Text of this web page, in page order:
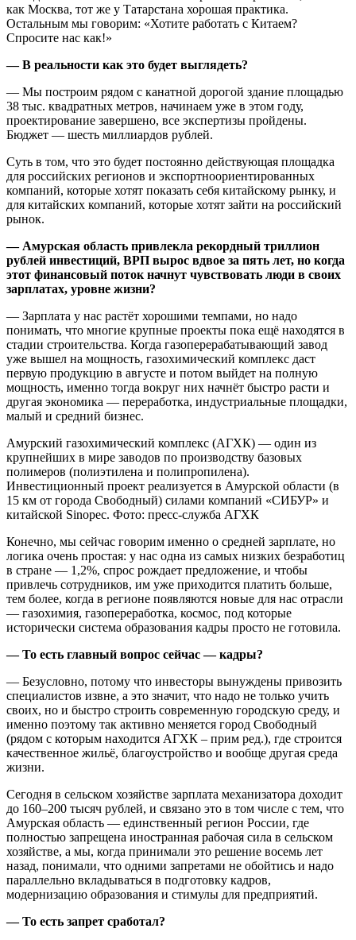
как Москва, тот же у Татарстана хорошая практика.
Остальным мы говорим: «Хотите работать с Китаем?
Спросите нас как!»
— В реальности как это будет выглядеть?
— Мы построим рядом с канатной дорогой здание площадью
38 тыс. квадратных метров, начинаем уже в этом году,
проектирование завершено, все экспертизы пройдены.
Бюджет — шесть миллиардов рублей.
Суть в том, что это будет постоянно действующая площадка
для российских регионов и экспортноориентированных
компаний, которые хотят показать себя китайскому рынку, и
для китайских компаний, которые хотят зайти на российский
рынок.
— Амурская область привлекла рекордный триллион
рублей инвестиций, ВРП вырос вдвое за пять лет, но когда
этот финансовый поток начнут чувствовать люди в своих
зарплатах, уровне жизни?
— Зарплата у нас растёт хорошими темпами, но надо
понимать, что многие крупные проекты пока ещё находятся в
стадии строительства. Когда газоперерабатывающий завод
уже вышел на мощность, газохимический комплекс даст
первую продукцию в августе и потом выйдет на полную
мощность, именно тогда вокруг них начнёт быстро расти и
другая экономика — переработка, индустриальные площадки,
малый и средний бизнес.
Амурский газохимический комплекс (АГХК) — один из
крупнейших в мире заводов по производству базовых
полимеров (полиэтилена и полипропилена).
Инвестиционный проект реализуется в Амурской области (в
15 км от города Свободный) силами компаний «СИБУР» и
китайской Sinopec. Фото: пресс-служба АГХК
Конечно, мы сейчас говорим именно о средней зарплате, но
логика очень простая: у нас одна из самых низких безработиц
в стране — 1,2%, спрос рождает предложение, и чтобы
привлечь сотрудников, им уже приходится платить больше,
тем более, когда в регионе появляются новые для нас отрасли
— газохимия, газопереработка, космос, под которые
исторически система образования кадры просто не готовила.
— То есть главный вопрос сейчас — кадры?
— Безусловно, потому что инвесторы вынуждены привозить
специалистов извне, а это значит, что надо не только учить
своих, но и быстро строить современную городскую среду, и
именно поэтому так активно меняется город Свободный
(рядом с которым находится АГХК – прим ред.), где строится
качественное жильё, благоустройство и вообще другая среда
жизни.
Сегодня в сельском хозяйстве зарплата механизатора доходит
до 160–200 тысяч рублей, и связано это в том числе с тем, что
Амурская область — единственный регион России, где
полностью запрещена иностранная рабочая сила в сельском
хозяйстве, а мы, когда принимали это решение восемь лет
назад, понимали, что одними запретами не обойтись и надо
параллельно вкладываться в подготовку кадров,
модернизацию образования и стимулы для предприятий.
— То есть запрет сработал?